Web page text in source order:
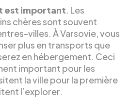
est important. Les
chères sont souvent
villes. À Varsovie, vous
plus en transports que
en hébergement. Ceci
important pour les
la ville pour la première
l’explorer.